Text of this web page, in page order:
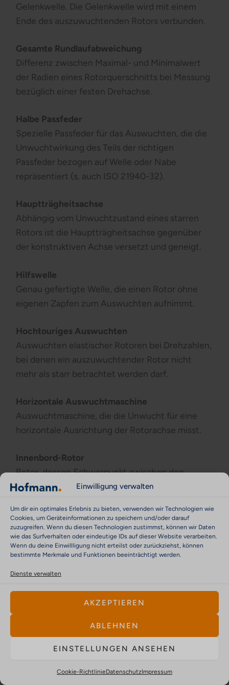
Einwilligung verwalten
Um dir ein optimales Erlebnis zu bieten, verwenden wir Technologien wie
Cookies, um Geräteinformationen zu speichern und/oder darauf
zuzugreifen. Wenn du diesen Technologien zustimmst, können wir Daten
wie das Surfverhalten oder eindeutige IDs auf dieser Website verarbeiten.
Wenn du deine Einwillligung nicht erteilst oder zurückziehst, können
bestimmte Merkmale und Funktionen beeinträchtigt werden.
Dienste verwalten
AKZEPTIEREN
ABLEHNEN
EINSTELLUNGEN ANSEHEN
Cookie-RichtlinieDatenschutzImpressum
Gelenkwelle. Die Gelenkwelle wird mit einem
Ende des auszuwuchtenden Rotors verbunden.
Gesamte Rundlaufabweichung
Differenz zwischen Maximal- und Minimalwert
der Radien eines Rotorquerschnitts bei Messung
bezüglich einer festen Drehachse.
Halbe Passfeder
Spezielle Passfeder für das Auswuchten, die die
Unwuchtwirkung des Teils der richtigen
Passfeder bezogen auf Welle oder Nabe
repräsentiert (s. auch ISO 21940-32).
Hauptträgheitsachse
Abhängig vom Unwuchtzustand eines starren
Rotors ist die Hauptträgheitsachse gegenüber
der konstruktiven Achse versetzt und geneigt.
Hilfswelle
Genau gefertigte Welle, die einen Rotor ohne
eigenen Zapfen zum Auswuchten aufnimmt.
Hochtouriges Auswuchten
Auswuchten elastischer Rotoren bei Drehzahlen,
bei denen ein auszuwuchtender Rotor nicht
mehr als starr betrachtet werden darf.
Horizontale Auswuchtmaschine
Auswuchtmaschine, die die Unwucht für eine
horizontale Ausrichtung der Rotorachse misst.
Innenbord-Rotor
Rotor, dessen Schwerpunkt zwischen den
Lagern liegt.
Isotrope Lagerung
Lagerung mit gleichen dynamischen
Eigenschaften in jeder radialen Richtung.
Justage
oder ein Gerät so einzustellen, dass die
Lagerstellen und/oder die Ausgleichsebenen
Kalibriermasse